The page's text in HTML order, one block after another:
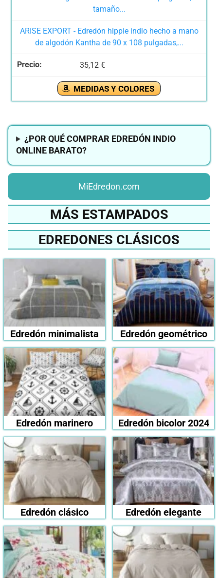
ARISE EXPORT - Edredón hippie indio hecho a mano
de algodón Kantha de 90 x 108 pulgadas,...
35,12 €
MEDIDAS Y COLORES
¿POR QUÉ COMPRAR EDREDÓN INDIO
ONLINE BARATO?
MiEdredon.com
MÁS ESTAMPADOS
EDREDONES CLÁSICOS
Edredón minimalista Edredón geométrico
Edredón marinero Edredón bicolor 2024
Edredón clásico Edredón elegante